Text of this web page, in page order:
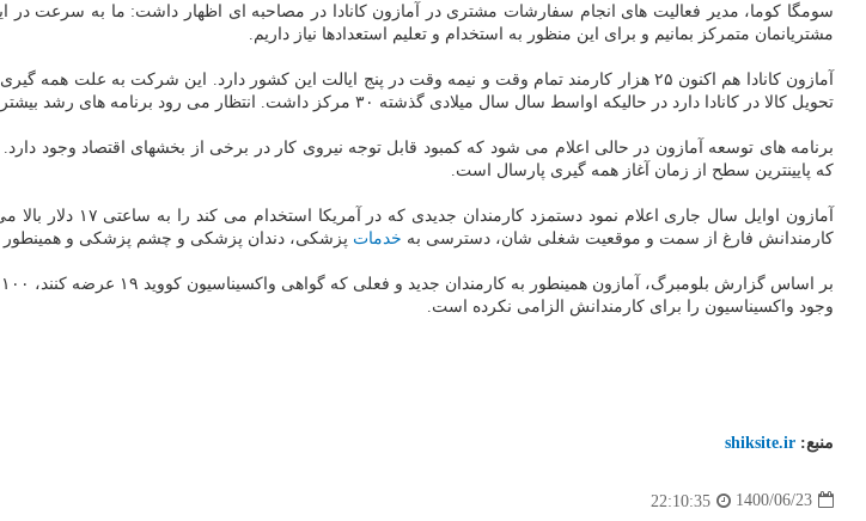
سومگا کوما، مدیر فعالیت های انجام سفارشات مشتری در آمازون کانادا در مصاحبه ای اظهار داشت: ما به سرعت
مشتریانمان متمرکز بمانیم و برای این منظور به استخدام و تعلیم استعدادها نیاز داریم.
تحویل کالا در کانادا دارد در حالیکه اواسط سال سال میلادی گذشته ۳۰ مرکز داشت. انتظار می رود برنامه های رشد بیشتری تا آخر سال میلادی جاری اعلام شوند.
که پایینترین سطح از زمان آغاز همه گیری پارسال است.
کارمندانش فارغ از سمت و موقعیت شغلی شان، دسترسی به خدمات پزشکی، دندان پزشکی و چشم پزشکی و همینطور
وجود واکسیناسیون را برای کارمندانش الزامی نکرده است.
منبع: shiksite.ir
1400/06/23
22:10:35